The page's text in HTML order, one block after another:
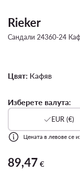
Rieker
Сандали 24360-24
Цвят: Кафяв
Изберете валута:
EUR (€)
Цената в левове се
89,47 €
89,47 €